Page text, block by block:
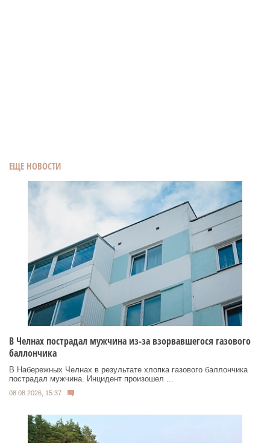
ЕЩЕ НОВОСТИ
В Челнах пострадал мужчина из-за взорвавшегося газового
баллончика
В Набережных Челнах в результате хлопка газового баллончика
пострадал мужчина. Инцидент произошел ...
08.08.2026, 15:37